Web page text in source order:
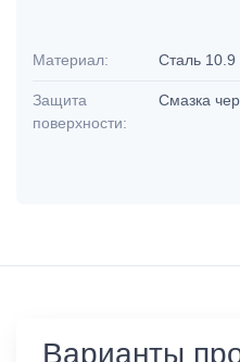
Материал: Сталь 10.9
Защита
поверхности:
Смазка
Варианты